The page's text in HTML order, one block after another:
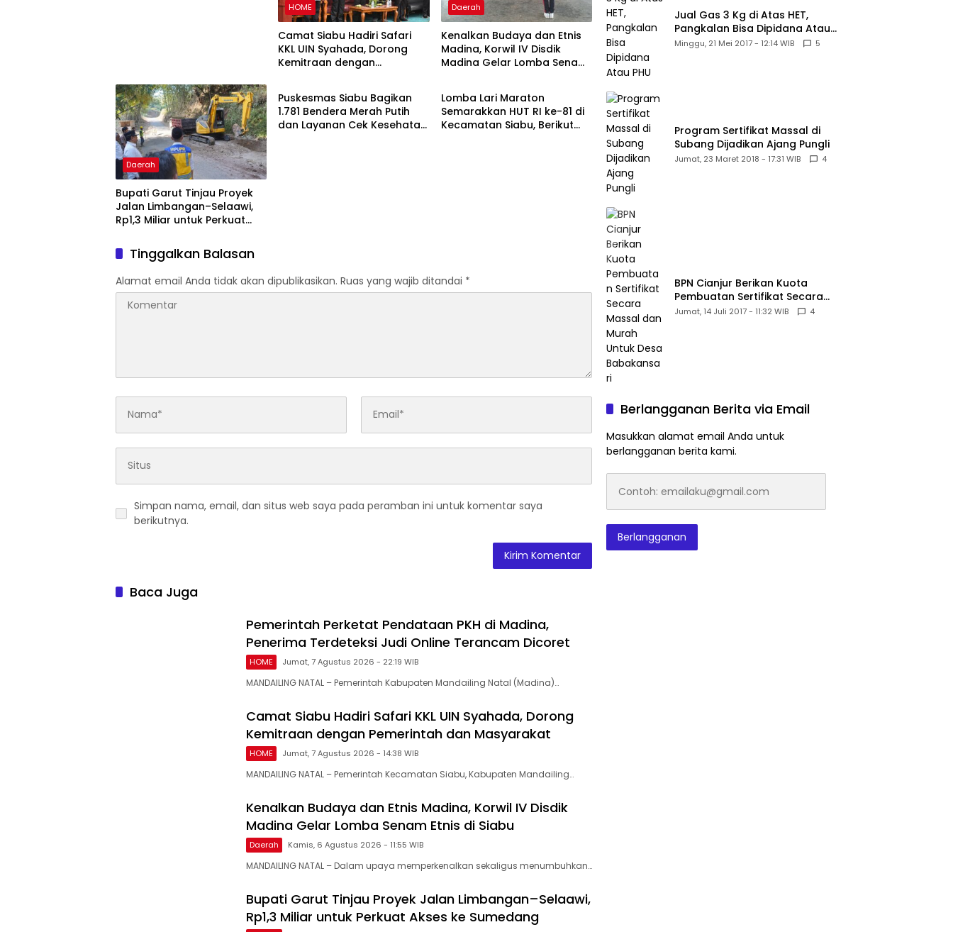
HOME
Camat Siabu Hadiri Safari
KKL UIN Syahada, Dorong
Kemitraan dengan
Daerah
Kenalkan Budaya dan Etnis
Madina, Korwil IV Disdik
Madina Gelar Lomba Senam
Daerah
Bupati Garut Tinjau Proyek
Jalan Limbangan–Selaawi,
Rp1,3 Miliar untuk Perkuat
Daerah
Puskesmas Siabu Bagikan
1.781 Bendera Merah Putih
dan Layanan Cek Kesehatan
Daerah
Lomba Lari Maraton
Semarakkan HUT RI ke-81 di
Kecamatan Siabu, Berikut
Tinggalkan Balasan
Alamat email Anda tidak akan dipublikasikan. Ruas yang wajib ditandai *
Simpan nama, email, dan situs web saya pada peramban ini untuk komentar saya
berikutnya.
Baca Juga
Pemerintah Perketat Pendataan PKH di Madina,
Penerima Terdeteksi Judi Online Terancam Dicoret
HOME Jumat, 7 Agustus 2026 - 22:19 WIB
MANDAILING NATAL – Pemerintah Kabupaten Mandailing Natal (Madina)…
Camat Siabu Hadiri Safari KKL UIN Syahada, Dorong
Kemitraan dengan Pemerintah dan Masyarakat
HOME Jumat, 7 Agustus 2026 - 14:38 WIB
MANDAILING NATAL – Pemerintah Kecamatan Siabu, Kabupaten Mandailing…
Kenalkan Budaya dan Etnis Madina, Korwil IV Disdik
Madina Gelar Lomba Senam Etnis di Siabu
Daerah Kamis, 6 Agustus 2026 - 11:55 WIB
MANDAILING NATAL – Dalam upaya memperkenalkan sekaligus menumbuhkan…
Bupati Garut Tinjau Proyek Jalan Limbangan–Selaawi,
Rp1,3 Miliar untuk Perkuat Akses ke Sumedang
Jual Gas 3 Kg di Atas HET,
Pangkalan Bisa Dipidana Atau
PHU
Minggu, 21 Mei 2017 - 12:14 WIB 5
Program Sertifikat Massal di
Subang Dijadikan Ajang Pungli
Jumat, 23 Maret 2018 - 17:31 WIB 4
BPN Cianjur Berikan Kuota
Pembuatan Sertifikat Secara
Massal dan Murah Untuk Desa
Jumat, 14 Juli 2017 - 11:32 WIB 4
Berlangganan Berita via Email
Masukkan alamat email Anda untuk
berlangganan berita kami.
emailaku@gmail.com
Berlangganan